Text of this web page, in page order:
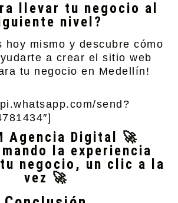
llevar tu negocio al
nivel?
hoy mismo y descubre cómo
a crear el sitio web
tu negocio en Medellín!
send?
Agencia Digital 🚀
la experiencia
negocio, un clic a la
vez 🚀